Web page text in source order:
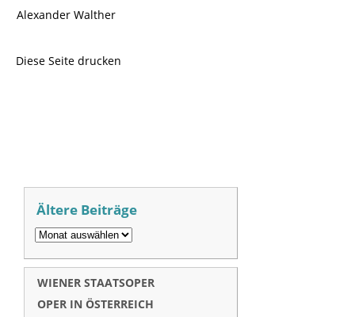
Alexander Walther
Diese Seite drucken
Ältere Beiträge
WIENER STAATSOPER
OPER IN ÖSTERREICH